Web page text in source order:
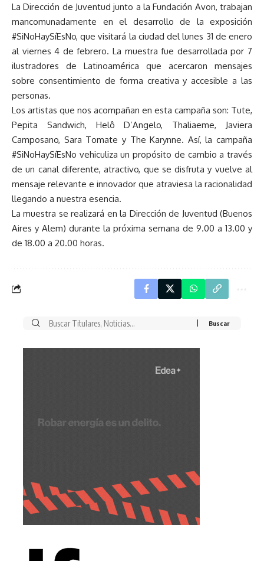
La Dirección de Juventud junto a la Fundación Avon, trabajan
mancomunadamente en el desarrollo de la exposición
#SiNoHaySíEsNo, que visitará la ciudad del lunes 31 de enero
al viernes 4 de febrero. La muestra fue desarrollada por 7
ilustradores de Latinoamérica que acercaron mensajes
sobre consentimiento de forma creativa y accesible a las
personas.
Los artistas que nos acompañan en esta campaña son: Tute,
Pepita Sandwich, Helô D’Angelo, Thaliaeme, Javiera
Camposano, Sara Tomate y The Karynne. Así, la campaña
#SiNoHaySíEsNo vehiculiza un propósito de cambio a través
de un canal diferente, atractivo, que se disfruta y vuelve al
mensaje relevante e innovador que atraviesa la racionalidad
llegando a nuestra esencia.
La muestra se realizará en la Dirección de Juventud (Buenos
Aires y Alem) durante la próxima semana de 9.00 a 13.00 y
de 18.00 a 20.00 horas.
Buscar